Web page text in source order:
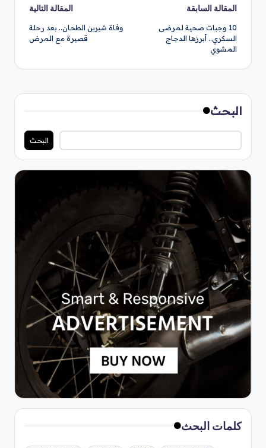
تصفّح
المقالات
المقالة السابقة
10 وجبات صحية لمرضى
السكري.. أبرزها الدجاج
المشوي
المقالة التالية
وفاة شيرين الطحان.. بعد رحلة
قصيرة مع المرض
البحث
البحث
كلمات البحث